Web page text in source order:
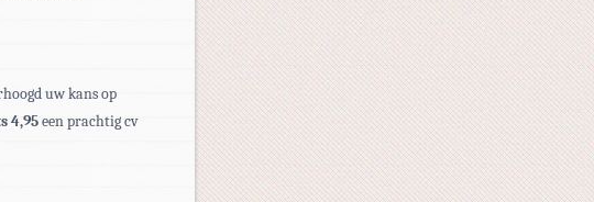
uw kans op
4,95een prachtig cv